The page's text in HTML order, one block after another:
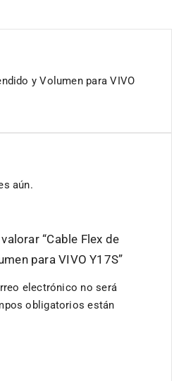
y Volumen para VIVO
aún.
“Cable Flex de
para VIVO Y17S”
electrónico no será
obligatorios están